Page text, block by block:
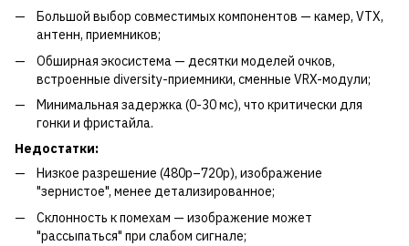
Большой выбор совместимых компонентов — камер, VTX,
антенн, приемников;
Обширная экосистема — десятки моделей очков,
встроенные diversity-приемники, сменные VRX-модули;
Минимальная задержка (0-30 мс), что критически для
гонки и фристайла.
Недостатки:
Низкое разрешение (480p–720p), изображение
"зернистое", менее детализированное;
Склонность к помехам — изображение может
"рассыпаться" при слабом сигнале;